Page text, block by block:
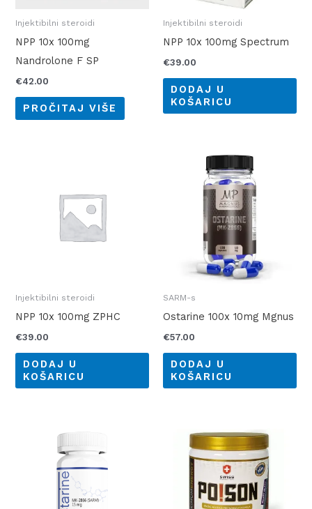
Injektibilni steroidi
NPP 10x 100mg
Nandrolone F SP
€42.00
PROČITAJ VIŠE
Injektibilni steroidi
NPP 10x 100mg Spectrum
€39.00
DODAJ U
KOŠARICU
Injektibilni steroidi
NPP 10x 100mg ZPHC
€39.00
DODAJ U
KOŠARICU
SARM-s
Ostarine 100x 10mg Mgnus
€57.00
DODAJ U
KOŠARICU